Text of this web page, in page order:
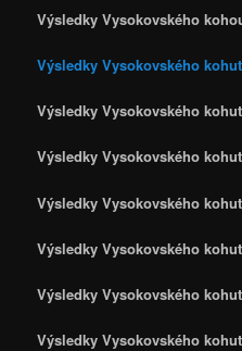
Výsledky Vysokovského
Výsledky Vysokovského
Výsledky Vysokovského
Výsledky Vysokovského
Výsledky Vysokovského
Výsledky Vysokovského
Výsledky Vysokovského
Výsledky Vysokovského